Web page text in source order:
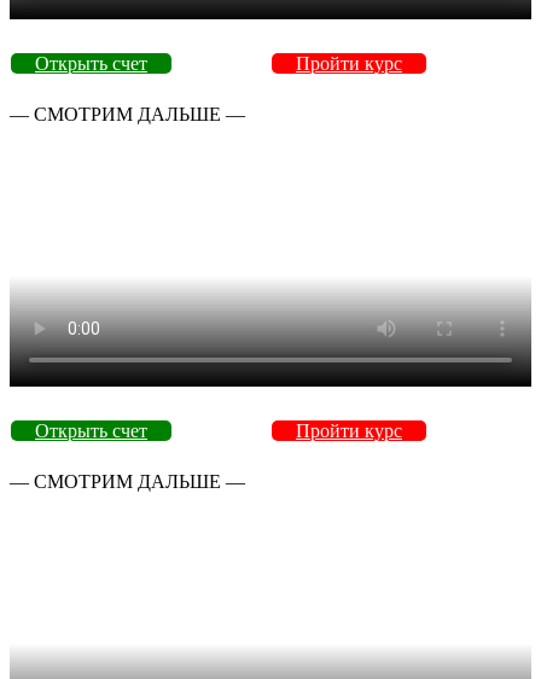
Открыть счет Пройти курс
— СМОТРИМ ДАЛЬШЕ —
Открыть счет Пройти курс
— СМОТРИМ ДАЛЬШЕ —